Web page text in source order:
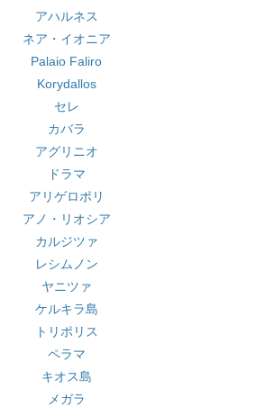
アハルネス
ネア・イオニア
Palaio Faliro
Korydallos
セレ
カバラ
アグリニオ
ドラマ
アリゲロポリ
アノ・リオシア
カルジツァ
レシムノン
ヤニツァ
ケルキラ島
トリポリス
ペラマ
キオス島
メガラ